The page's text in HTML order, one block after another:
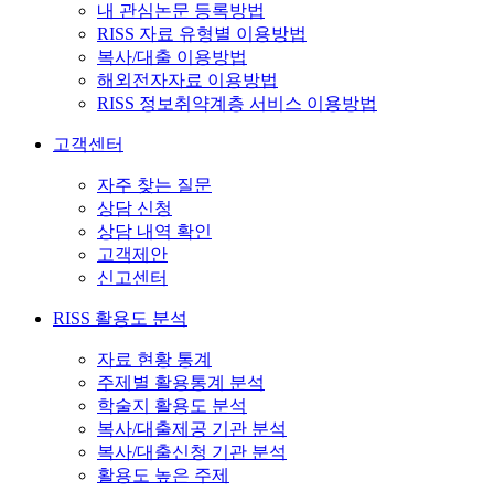
내 관심논문 등록방법
RISS 자료 유형별 이용방법
복사/대출 이용방법
해외전자자료 이용방법
RISS 정보취약계층 서비스 이용방법
고객센터
자주 찾는 질문
상담 신청
상담 내역 확인
고객제안
신고센터
RISS 활용도 분석
자료 현황 통계
주제별 활용통계 분석
학술지 활용도 분석
복사/대출제공 기관 분석
복사/대출신청 기관 분석
활용도 높은 주제